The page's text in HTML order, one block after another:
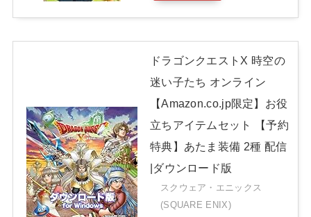
ドラゴンクエストX 時空の
迷い子たち オンライン
【Amazon.co.jp限定】お役
立ちアイテムセット 【予約
特典】あたま装備 2種 配信
|ダウンロード版
スクウェア・エニックス
(SQUARE ENIX)